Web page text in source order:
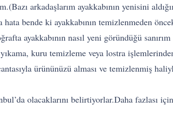
arkadaşlarım ayakkabının yenisini
bende ki ayakkabının temizlenmeden
ayakkabının nasıl yeni göründüğü
kuru temizleme veya lostra
ürününüzü alması ve temizlenmiş
olacaklarını belirtiyorlar.Daha fazlası